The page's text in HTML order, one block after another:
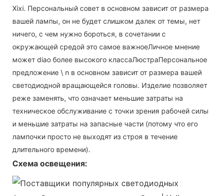
Xixi. Персональный совет в основном зависит от размера
вашей лампы, он не будет слишком далек от темы, нет
ничего, с чем нужно бороться, в сочетании с
окружающей средой это самое важноеЛичное мнение
может diao более высокого классаЛюстраПерсональное
предложение \ n в основном зависит от размера вашей
светодиодной вращающейся головы. Изделие позволяет
реже заменять, что означает меньшие затраты на
техническое обслуживание с точки зрения рабочей силы
и меньшие затраты на запасные части (потому что его
лампочки просто не выходят из строя в течение
длительного времени).
Схема освещения: